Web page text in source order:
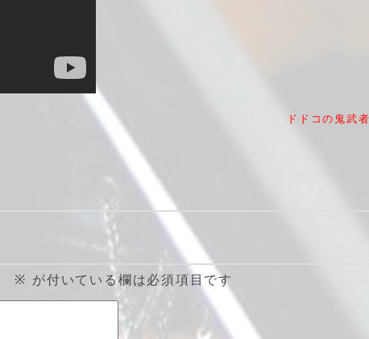
ドドコの鬼武
※ が付いている欄は必須項目です